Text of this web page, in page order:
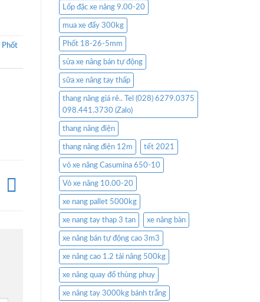
Phốt
Lốp đặc xe nâng 9.00-20
mua xe đẩy 300kg
Phốt 18-26-5mm
sửa xe nâng bán tự động
sữa xe nâng tay thấp
thang nâng giá rẻ.. Tel (028) 6279.0375
098.441.3730 (Zalo)
thang nâng điện
thang nâng điện 12m tết 2021
vỏ xe nâng Casumina 650-10
Vỏ xe nâng 10.00-20
xe nang pallet 5000kg
xe nang tay thap 3 tan xe nâng bàn
xe nâng bán tự động cao 3m3
xe nâng cao 1.2 tải nâng 500kg
xe nâng quay đổ thùng phuy
xe nâng tay 3000kg bánh trắng